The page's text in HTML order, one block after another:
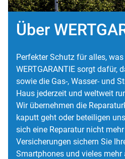
Über
Perfekter Schutz für alles,
WERTGARANTIE sorgt dafür,
sowie die Gas-, Wasser- und
Haus jederzeit und weltweit
Wir übernehmen die
kaputt geht oder beteiligen
sich eine Reparatur nicht
Versicherungen sichern Sie
Smartphones und vieles mehr